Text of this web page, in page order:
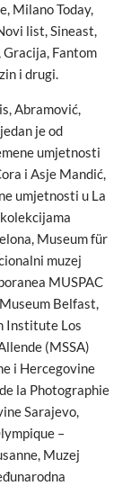
Milano Today,
list, Sineast,
Gracija, Fantom
i drugi.
Abramović,
je od
umjetnosti
i Asje Mandić,
umjetnosti u La
Museum für
muzej
MUSPAC
Belfast,
Institute Los
(MSSA)
i Hercegovine
la Photographie
Sarajevo,
–
Muzej